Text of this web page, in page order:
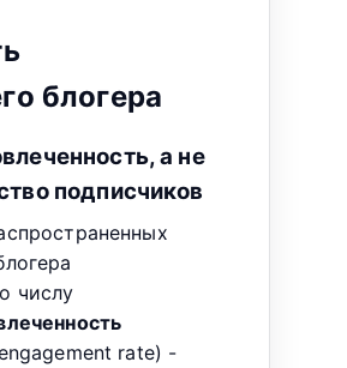
блогера
а не
подписчиков
числу
rate) -